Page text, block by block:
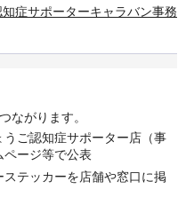
症サポーターキャラバン事務
ながります。
ご認知症サポーター店（事
ージ等で公表
テッカーを店舗や窓口に掲